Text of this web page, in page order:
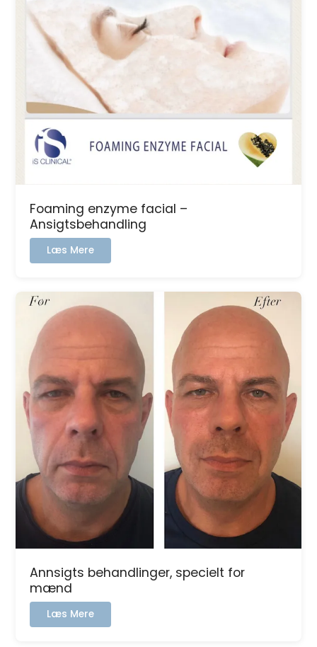
Foaming enzyme facial –
Ansigtsbehandling
Læs Mere:
Foaming
facial
–
Ansigtsbehandling
Annsigts behandlinger, specielt for
mænd
Læs Mere:
Annsigts